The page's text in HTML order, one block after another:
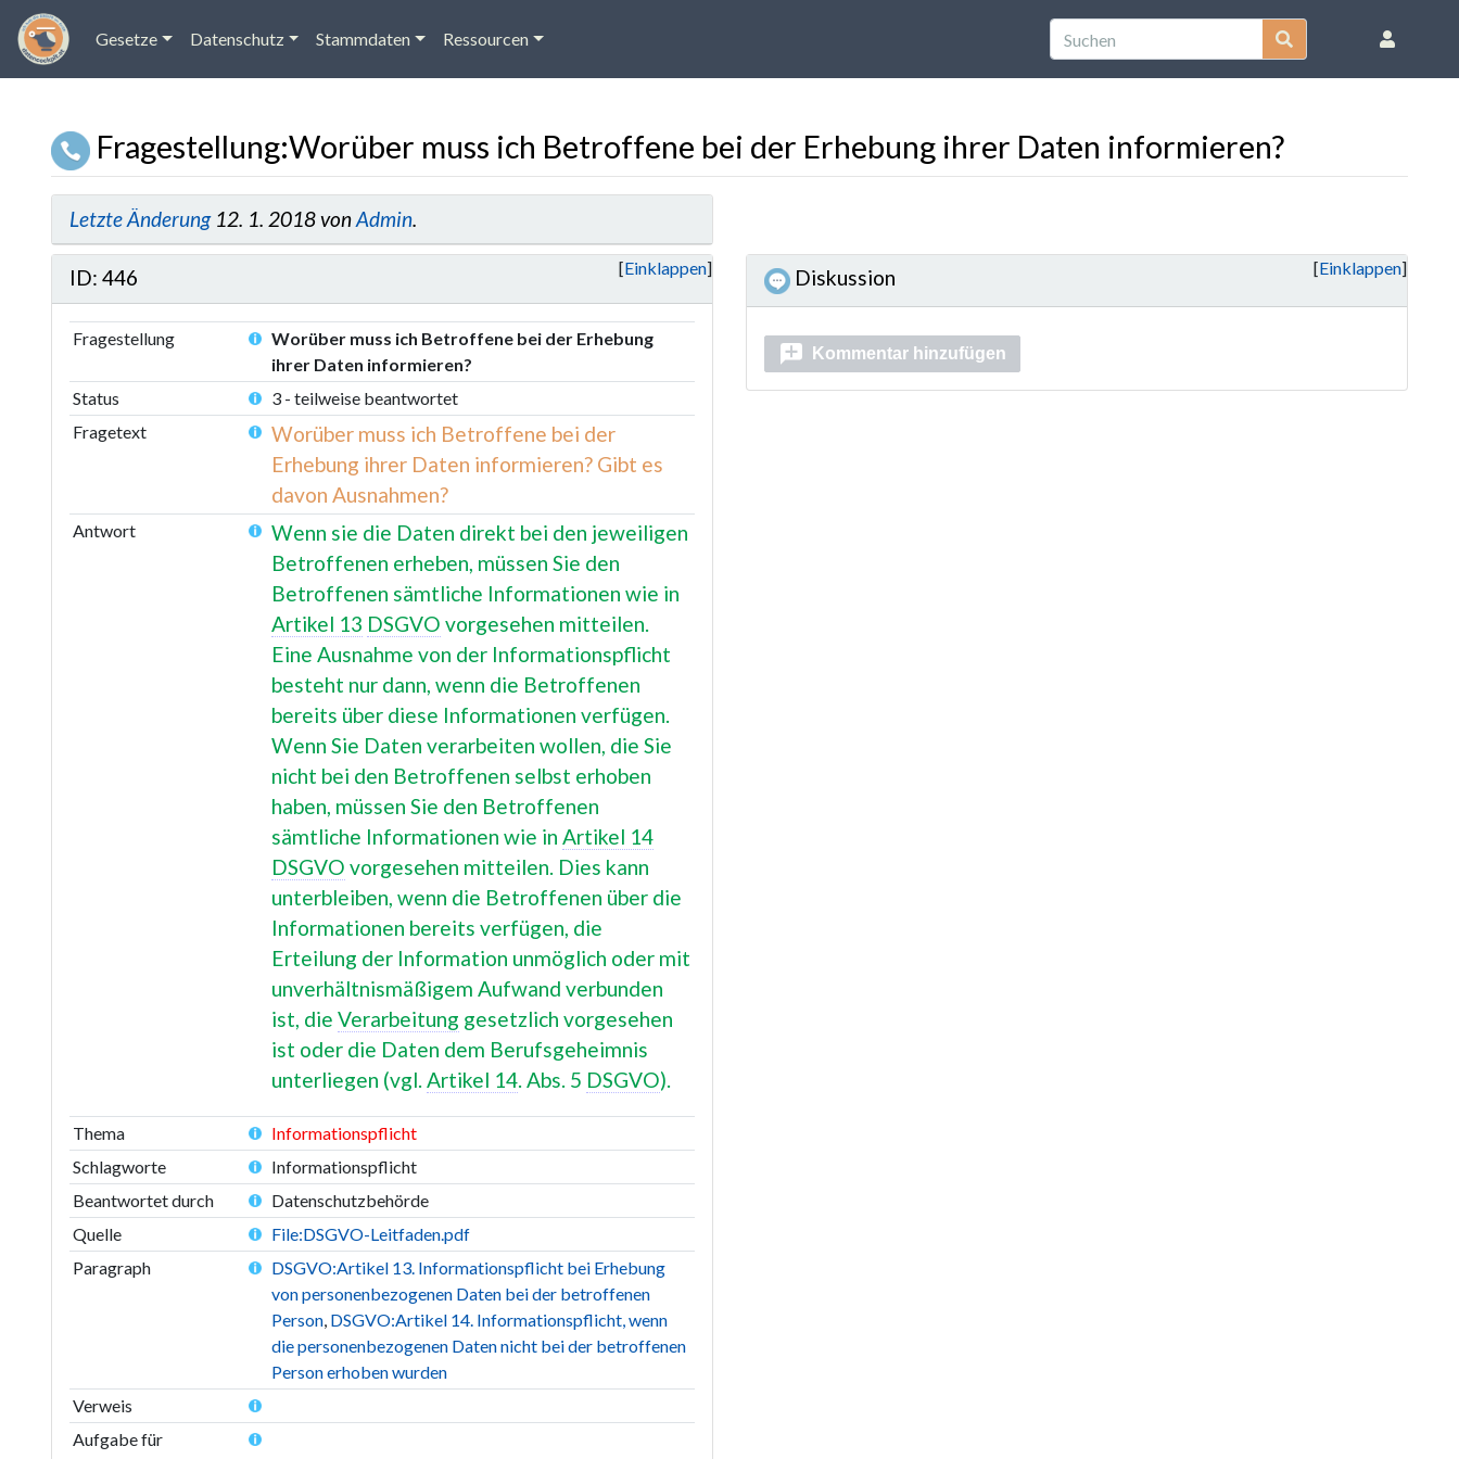
Gesetze Datenschutz Stammdaten Ressourcen
Fragestellung:Worüber muss ich Betroffene bei der Erhebung ihrer Daten informieren?
Wechseln zu:
Letzte Änderung12. 1. 2018 vonAdmin.
Einklappen
ID: 446
Fragestellung
Worüber muss ich Betroffene bei der Erhebung
ihrer Daten informieren?
Status
3 - teilweise beantwortet
Fragetext
Worüber muss ich Betroffene bei der
Erhebung ihrer Daten informieren? Gibt es
davon Ausnahmen?
Antwort
Wenn sie die Daten direkt bei den jeweiligen
Betroffenen erheben, müssen Sie den
Betroffenen sämtliche Informationen wie in
Artikel 13 DSGVO vorgesehen mitteilen.
Eine Ausnahme von der Informationspflicht
besteht nur dann, wenn die Betroffenen
bereits über diese Informationen verfügen.
Wenn Sie Daten verarbeiten wollen, die Sie
nicht bei den Betroffenen selbst erhoben
haben, müssen Sie den Betroffenen
sämtliche Informationen wie inArtikel 14
DSGVO vorgesehen mitteilen. Dies kann
unterbleiben, wenn die Betroffenen über die
Informationen bereits verfügen, die
Erteilung der Information unmöglich oder mit
unverhältnismäßigem Aufwand verbunden
ist, dieVerarbeitung gesetzlich vorgesehen
ist oder die Daten dem Berufsgeheimnis
unterliegen (vgl.Artikel 14. Abs. 5 DSGVO).
Thema
Informationspflicht
Schlagworte
Informationspflicht
Beantwortet durch
Datenschutzbehörde
Quelle
File:DSGVO-Leitfaden.pdf
Paragraph
DSGVO:Artikel 13. Informationspflicht bei Erhebung
von personenbezogenen Daten bei der betroffenen
Person DSGVO:Artikel 14. Informationspflicht, wenn
die personenbezogenen Daten nicht bei der betroffenen
Person erhoben wurden
Verweis
Aufgabe für
Einklappen
Diskussion
Kommentar hinzufügen